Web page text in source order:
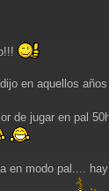
dijo en aquellos
de jugar en pal
en modo pal....